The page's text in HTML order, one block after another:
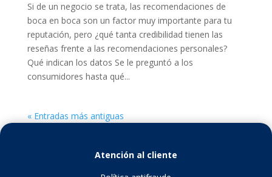
Si de un negocio se trata, las recomendaciones de
boca en boca son un factor muy importante para tu
reputación, pero ¿qué tanta credibilidad tienen las
reseñas frente a las recomendaciones personales?
Qué indican los datos Se le preguntó a los
consumidores hasta qué...
« Entradas más antiguas
Atención al cliente